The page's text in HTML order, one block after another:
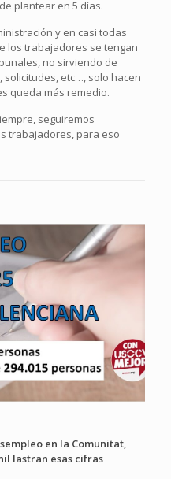
plantear en 5 días.
y en casi todas
los trabajadores se tengan
no sirviendo de
etc…, solo hacen
queda más remedio.
seguiremos
trabajadores, para eso
en la Comunitat,
lastran esas cifras